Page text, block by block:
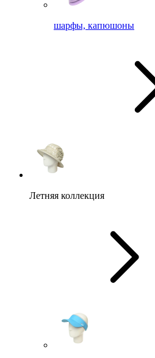
шарфы, капюшоны
Летняя коллекция